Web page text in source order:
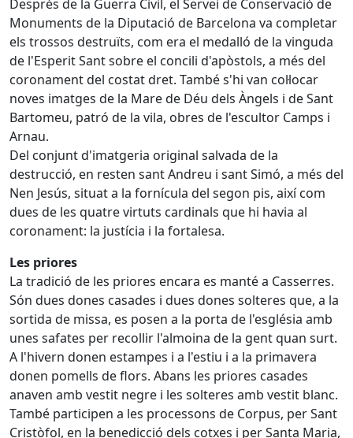
Després de la Guerra Civil, el Servei de Conservació de
Monuments de la Diputació de Barcelona va completar
els trossos destruïts, com era el medalló de la vinguda
de l'Esperit Sant sobre el concili d'apòstols, a més del
coronament del costat dret. També s'hi van col·locar
noves imatges de la Mare de Déu dels Àngels i de Sant
Bartomeu, patró de la vila, obres de l'escultor Camps i
Arnau.
Del conjunt d'imatgeria original salvada de la
destrucció, en resten sant Andreu i sant Simó, a més del
Nen Jesús, situat a la fornícula del segon pis, així com
dues de les quatre virtuts cardinals que hi havia al
coronament: la justícia i la fortalesa.
Les priores
La tradició de les priores encara es manté a Casserres.
Són dues dones casades i dues dones solteres que, a la
sortida de missa, es posen a la porta de l'església amb
unes safates per recollir l'almoina de la gent quan surt.
A l'hivern donen estampes i a l'estiu i a la primavera
donen pomells de flors. Abans les priores casades
anaven amb vestit negre i les solteres amb vestit blanc.
També participen a les processons de Corpus, per Sant
Cristòfol, en la benedicció dels cotxes i per Santa Maria,